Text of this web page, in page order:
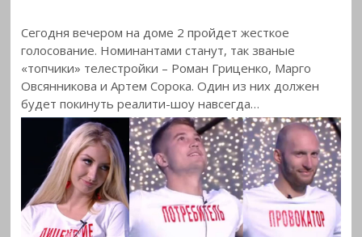
Сегодня вечером на доме 2 пройдет жесткое
голосование. Номинантами станут, так званые
«топчики» телестройки – Роман Гриценко, Марго
Овсянникова и Артем Сорока. Один из них должен
будет покинуть реалити-шоу навсегда…